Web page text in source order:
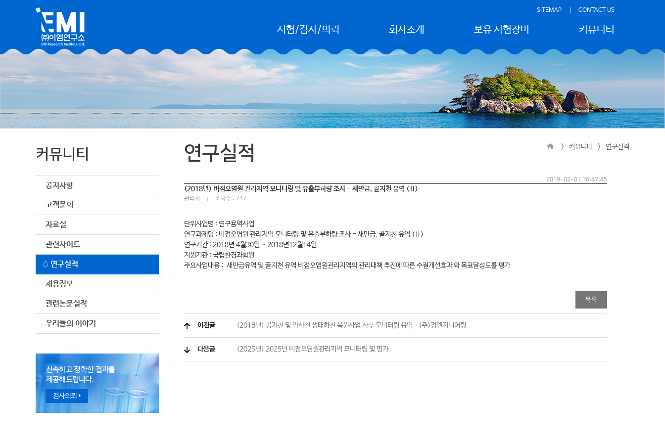
SITEMAP CONTACT US
시험/검사/의뢰
수질검사 안내
실험/분석의뢰절차
의뢰하기
회사소개
회사개요
CEO인사말
회사연혁
조직도
보유 시험장비
시험장비
커뮤니티
고객문의
관련사이트
자료실
커뮤니티
공지사항
고객문의
자료실
관련사이트
연구실적
채용정보
관련논문실적
우리들의 이야기
검사의뢰
연구실적 > 커뮤니티 > 연구실적
(2018년) 비점오염원 관리지역 모니터링 및 유출부하량 조사 - 새만금, 골지천 유역 (Ⅱ)
2019-02-01 16:47:45
관리자 조회수 : 747
단위사업명 : 연구용역사업
연구과제명 : 비점오염원 관리지역 모니터링 및 유출부하량 조사 - 새만금, 골지천 유역 (Ⅱ)
연구기간 : 2018년 4월30일 ~ 2018년12월14일
지원기관 : 국립환경과학원
주요사업내용 : 새만금유역 및 골지천 유역 비점오염원관리지역의 관리대책 추진에 따른 수질개선효과 와 목표달성도를 평가
목록
이전글 (2018년) 공지천 및 약사천 생태하천 복원사업 사후 모니터링 용역 _ (주)정엔지니어링
다음글 (2025년) 2025년 비점오염원관리지역 모니터링 및 평가